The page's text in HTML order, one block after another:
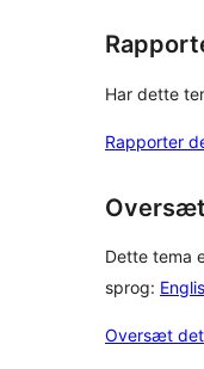
Har dette
Rapporter
Dette tema
sprog:
Oversæt